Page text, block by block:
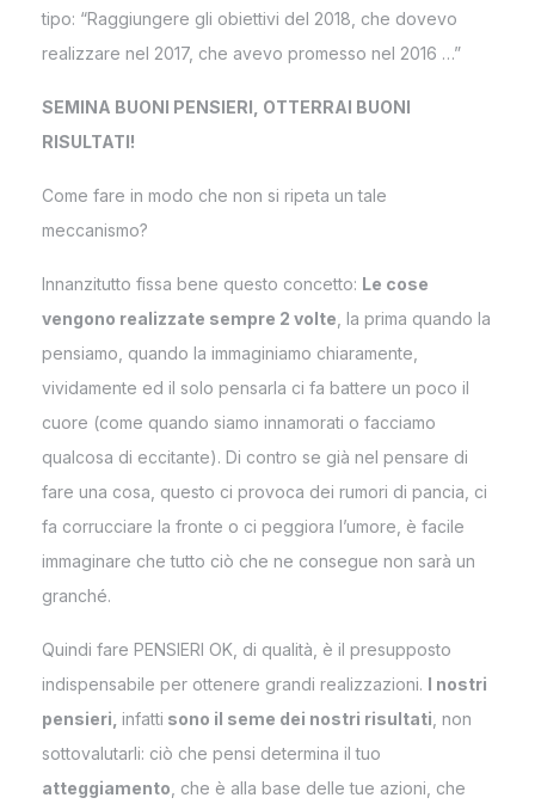
tipo: “Raggiungere gli obiettivi del 2018, che dovevo
realizzare nel 2017, che avevo promesso nel 2016 …”
SEMINA BUONI PENSIERI, OTTERRAI BUONI
RISULTATI!
Come fare in modo che non si ripeta un tale
meccanismo?
Innanzitutto fissa bene questo concetto: Le cose
vengono realizzate sempre 2 volte , la prima quando la
pensiamo, quando la immaginiamo chiaramente,
vividamente ed il solo pensarla ci fa battere un poco il
cuore (come quando siamo innamorati o facciamo
qualcosa di eccitante). Di contro se già nel pensare di
fare una cosa, questo ci provoca dei rumori di pancia, ci
fa corrucciare la fronte o ci peggiora l’umore, è facile
immaginare che tutto ciò che ne consegue non sarà un
granché.
Quindi fare PENSIERI OK, di qualità, è il presupposto
indispensabile per ottenere grandi realizzazioni. I nostri
pensieri, infatti sono il seme dei nostri risultati , non
sottovalutarli: ciò che pensi determina il tuo
atteggiamento , che è alla base delle tue azioni, che